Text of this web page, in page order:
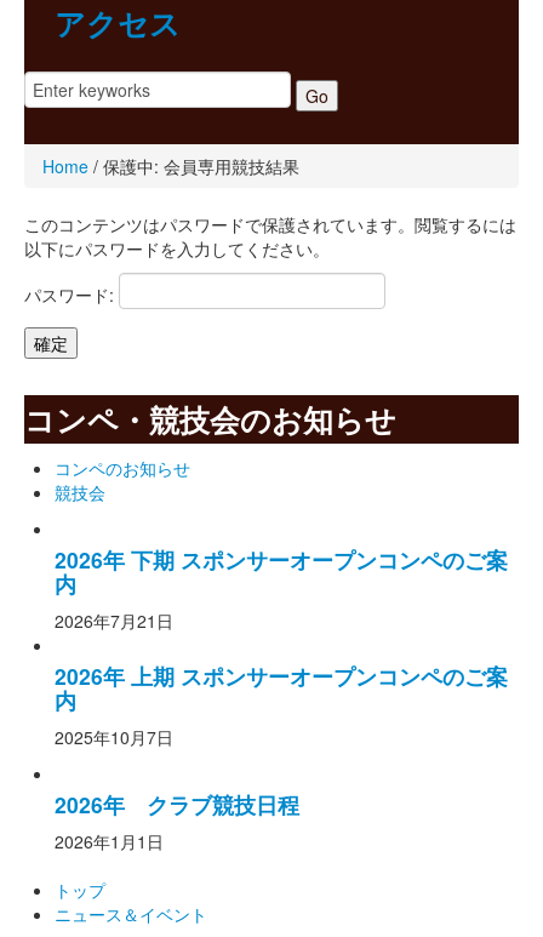
アクセス
Home / 保護中: 会員専用競技結果
このコンテンツはパスワードで保護されています。閲覧するには
以下にパスワードを入力してください。
パスワード:
コンペ・競技会のお知らせ
コンペのお知らせ
競技会
2026年 下期 スポンサーオープンコンペのご案
内
2026年7月21日
2026年 上期 スポンサーオープンコンペのご案
内
2025年10月7日
2026年 クラブ競技日程
2026年1月1日
トップ
ニュース＆イベント